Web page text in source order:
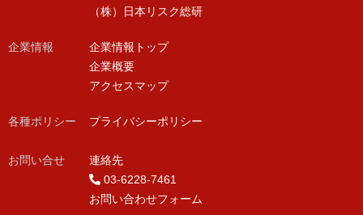
（株）日本リスク総研
企業情報
企業情報トップ
企業概要
アクセスマップ
各種ポリシー
お問い合せ
プライバシーポリシー
連絡先
03-6228-7461
お問い合わせフォーム